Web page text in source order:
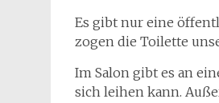
Es gibt nur eine
zogen die Toilette
Im Salon gibt es an
sich leihen kann.